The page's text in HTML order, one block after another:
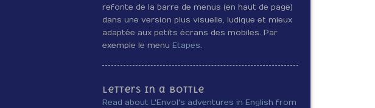
refonte de la barre de menus (en haut de page)
dans une version plus visuelle, ludique et mieux
adaptée aux petits écrans des mobiles. Par
exemple le menu Etapes.
Letters in a bottle
Read about L'Envol's adventures in English from